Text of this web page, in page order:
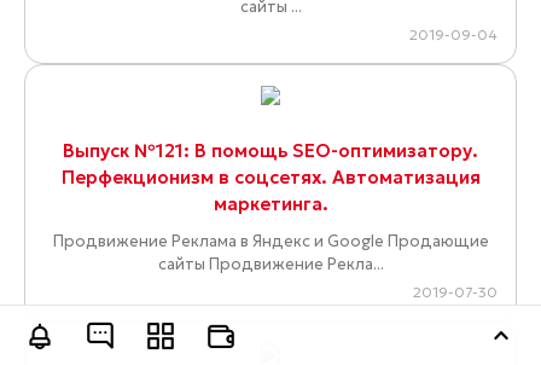
сайты ...
2019-09-04
Выпуск №121: В помощь SEO-оптимизатору.
Перфекционизм в соцсетях. Автоматизация
маркетинга.
Продвижение Реклама в Яндекс и Google Продающие
сайты Продвижение Рекла...
2019-07-30
Оставить заявку